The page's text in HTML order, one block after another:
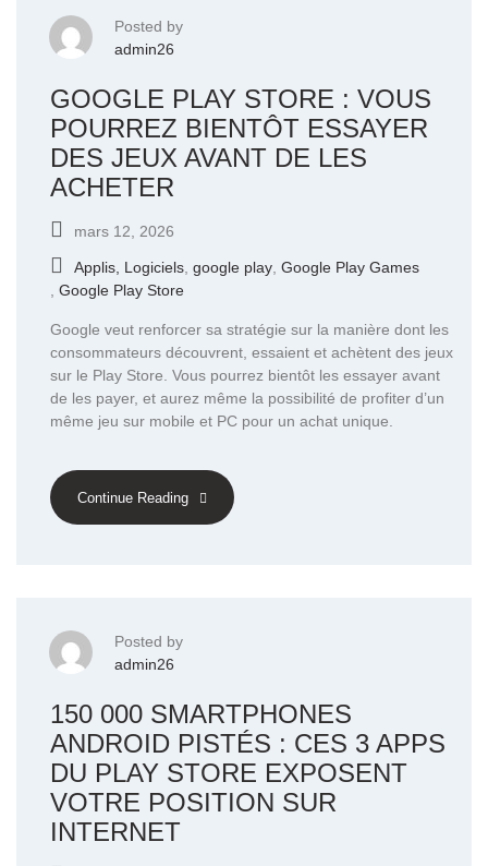
Posted by
admin26
GOOGLE PLAY STORE : VOUS
POURREZ BIENTÔT ESSAYER
DES JEUX AVANT DE LES
ACHETER
mars 12, 2026
Applis, Logiciels google play Google Play Games
Google Play Store
Google veut renforcer sa stratégie sur la manière dont les
consommateurs découvrent, essaient et achètent des jeux
sur le Play Store. Vous pourrez bientôt les essayer avant
de les payer, et aurez même la possibilité de profiter d’un
même jeu sur mobile et PC pour un achat unique.
Continue Reading
Posted by
admin26
150 000 SMARTPHONES
ANDROID PISTÉS : CES 3 APPS
DU PLAY STORE EXPOSENT
VOTRE POSITION SUR
INTERNET